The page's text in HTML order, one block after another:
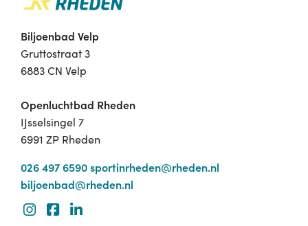
Biljoenbad Velp
Gruttostraat 3
6883 CN Velp
Openluchtbad Rheden
IJsselsingel 7
6991 ZP Rheden
026 497 6590sportinrheden@rheden.nl
biljoenbad@rheden.nl